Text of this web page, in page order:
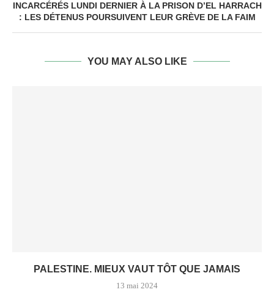
INCARCÉRÉS LUNDI DERNIER À LA PRISON D’EL HARRACH
: LES DÉTENUS POURSUIVENT LEUR GRÈVE DE LA FAIM
YOU MAY ALSO LIKE
PALESTINE. MIEUX VAUT TÔT QUE JAMAIS
13 mai 2024